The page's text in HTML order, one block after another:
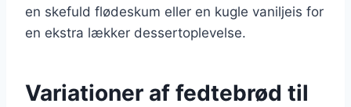
en skefuld flødeskum eller en kugle vaniljeis for
en ekstra lækker dessertoplevelse.
Variationer af fedtebrød til